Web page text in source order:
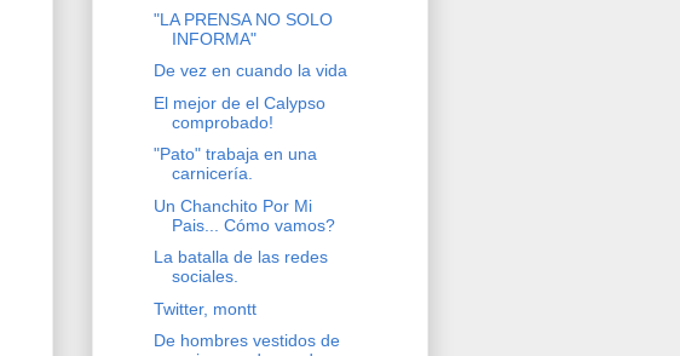
"LA PRENSA NO SOLO
INFORMA"
De vez en cuando la vida
El mejor de el Calypso
comprobado!
"Pato" trabaja en una
carnicería.
Un Chanchito Por Mi
Pais... Cómo vamos?
La batalla de las redes
sociales.
Twitter, montt
De hombres vestidos de